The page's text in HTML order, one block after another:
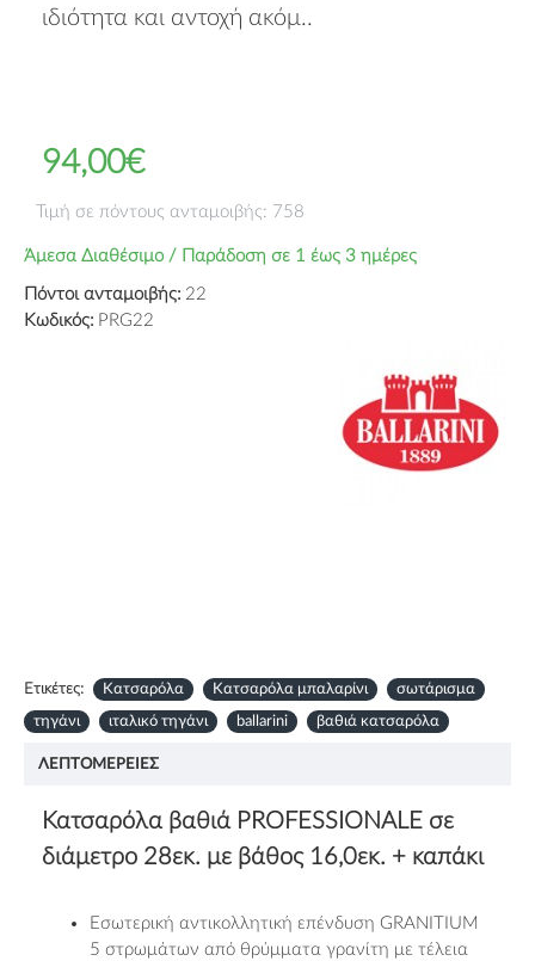
ιδιότητα και αντοχή ακόμ..
Άμεσα Διαθέσιμο / Παράδοση σε 1 έως 3 ημέρες
Πόντοι ανταμοιβής: 22
Κωδικός: PRG22
94,00€
Τιμή σε πόντους ανταμοιβής: 758
Ετικέτες: Κατσαρόλα Κατσαρόλα μπαλαρίνι σωτάρισμα
τηγάνι ιταλικό τηγάνι ballarini βαθιά κατσαρόλα
ΛΕΠΤΟΜΈΡΕΙΕΣ
Κατσαρόλα βαθιά PROFESSIONALE σε
διάμετρο 28εκ. με βάθος 16,0εκ. + καπάκι
Εσωτερική αντικολλητική επένδυση GRANITIUM
5 στρωμάτων από θρύμματα γρανίτη με τέλεια